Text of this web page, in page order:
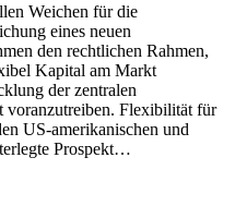
Weichen für die
eines neuen
den rechtlichen Rahmen,
Kapital am Markt
der zentralen
voranzutreiben. Flexibilität für
US-amerikanischen und
Prospekt…